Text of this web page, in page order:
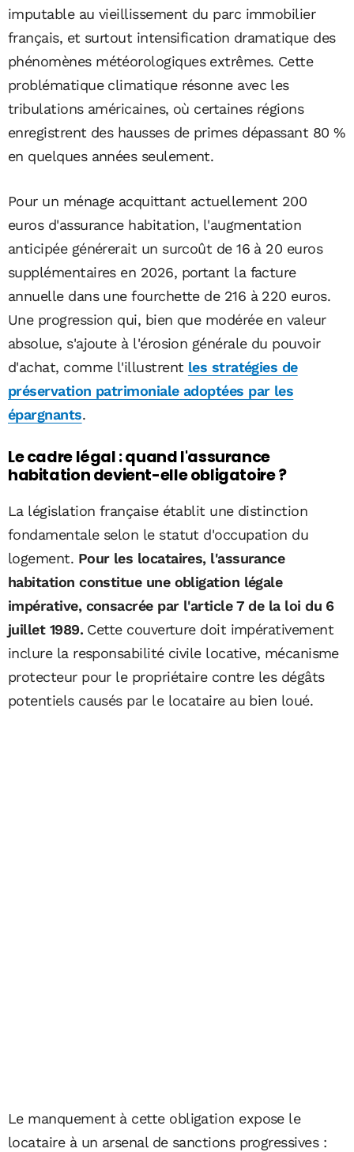
imputable au vieillissement du parc immobilier
français, et surtout intensification dramatique des
phénomènes météorologiques extrêmes. Cette
problématique climatique résonne avec les
tribulations américaines, où certaines régions
enregistrent des hausses de primes dépassant 80 %
en quelques années seulement.
Pour un ménage acquittant actuellement 200
euros d'assurance habitation, l'augmentation
anticipée générerait un surcoût de 16 à 20 euros
supplémentaires en 2026, portant la facture
annuelle dans une fourchette de 216 à 220 euros.
Une progression qui, bien que modérée en valeur
absolue, s'ajoute à l'érosion générale du pouvoir
d'achat, comme l'illustrent les stratégies de
préservation patrimoniale adoptées par les
épargnants.
Le cadre légal : quand l'assurance
habitation devient-elle obligatoire ?
La législation française établit une distinction
fondamentale selon le statut d'occupation du
logement. Pour les locataires, l'assurance
habitation constitue une obligation légale
impérative, consacrée par l'article 7 de la loi du 6
juillet 1989.Cette couverture doit impérativement
inclure la responsabilité civile locative, mécanisme
protecteur pour le propriétaire contre les dégâts
potentiels causés par le locataire au bien loué.
Le manquement à cette obligation expose le
locataire à un arsenal de sanctions progressives :